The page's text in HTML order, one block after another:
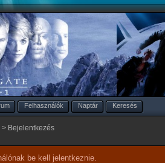
Felhasználók Naptár Keresés
> Bejelentkezés
be kell jelentkeznie.